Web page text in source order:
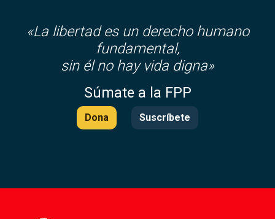
«La libertad es un derecho humano
fundamental,
sin él no hay vida digna»
Súmate a la FPP
Dona Suscríbete